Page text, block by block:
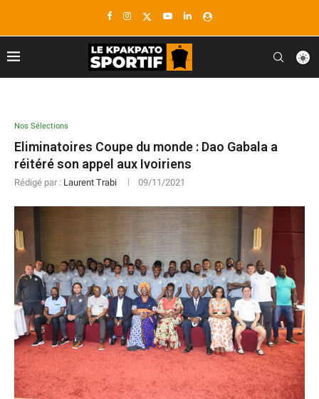
Nos Sélections
Eliminatoires Coupe du monde : Dao Gabala a
réitéré son appel aux Ivoiriens
Rédigé par : Laurent Trabi 09/11/2021